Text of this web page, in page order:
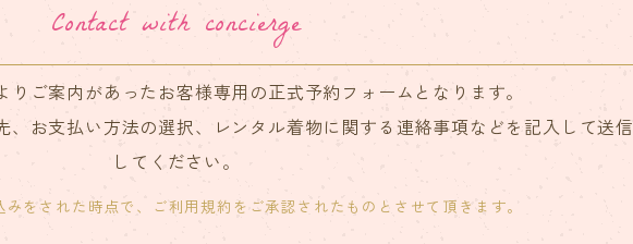
Contact with concierge
りご案内があったお客様専用の正式予約フォームとなります。
、お支払い方法の選択、レンタル着物に関する連絡事項などを記入して送信
してください。
をされた時点で、ご利用規約をご承認されたものとさせて頂きます。